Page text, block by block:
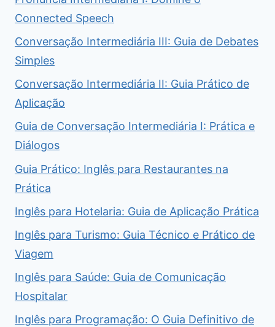
Connected Speech
Conversação Intermediária III: Guia de Debates
Simples
Conversação Intermediária II: Guia Prático de
Aplicação
Guia de Conversação Intermediária I: Prática e
Diálogos
Guia Prático: Inglês para Restaurantes na
Prática
Inglês para Hotelaria: Guia de Aplicação Prática
Inglês para Turismo: Guia Técnico e Prático de
Viagem
Inglês para Saúde: Guia de Comunicação
Hospitalar
Inglês para Programação: O Guia Definitivo de